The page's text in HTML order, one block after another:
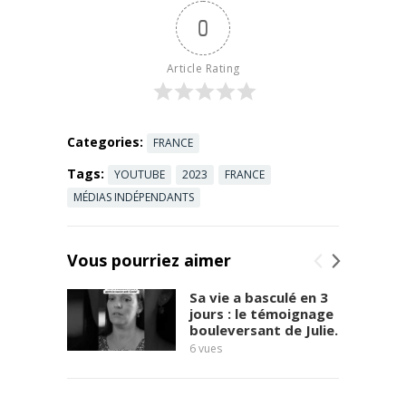
Taillac). Dans
...
0
Article Rating
Categories: FRANCE
Tags: YOUTUBE 2023
FRANCE
MÉDIAS INDÉPENDANTS
Vous pourriez aimer
Sa vie a basculé en 3
jours : le témoignage
bouleversant de Julie.
6vues